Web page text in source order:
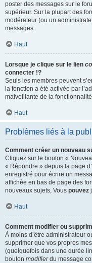
poster des messages sur le
supérieur. Sur la plupart des
modérateur (ou un
messages.
Haut
Lorsque je clique sur le lien
connecter !?
Seuls les membres peuvent
la fonction a été activée par
malveillante de la
Haut
Problèmes liés à la
Comment créer un nouveau
Cliquez sur le bouton «
« Répondre » depuis la page
enregistré pour écrire un
affichée en bas de page des
nouveaux sujets, Vous pouvez
Haut
Comment modifier ou
À moins d’être administrateur
supprimer que vos propres
(quelquefois dans une durée
bouton modifierdu message